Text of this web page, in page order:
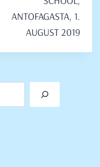
ANTOFAGASTA, 1.
AUGUST 2019